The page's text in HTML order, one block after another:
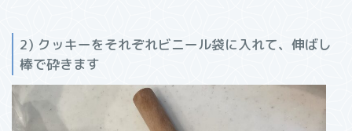
2) クッキーをそれぞれビニール袋に入れて、伸ばし
棒で砕きます